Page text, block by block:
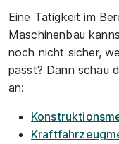
Eine Tätigkeit im
Maschinenbau
noch nicht sicher,
passt? Dann schau
an: